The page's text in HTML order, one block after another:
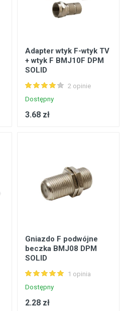
Adapter wtyk F-wtyk TV
+ wtyk F BMJ10F DPM
SOLID
2 opinie
Dostępny
3.68 zł
Gniazdo F podwójne
beczka BMJ08 DPM
SOLID
1 opinia
Dostępny
2.28 zł